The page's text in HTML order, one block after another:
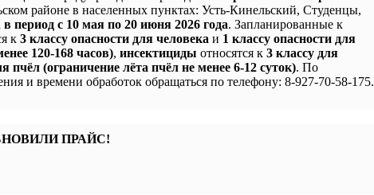
районе в населенных пунктах: Усть-Кинельский, Студенцы,
в период с 10 мая по 20 июня 2026 года. Запланированные к
к 3 классу опасности для человека и 1 классу опасности для
120-168 часов), инсектициды относятся к 3 классу для
пчёл (ограничение лёта пчёл не менее 6-12 суток). По
и времени обработок обращаться по телефону: 8-927-70-58-175.
ПРАЙС!